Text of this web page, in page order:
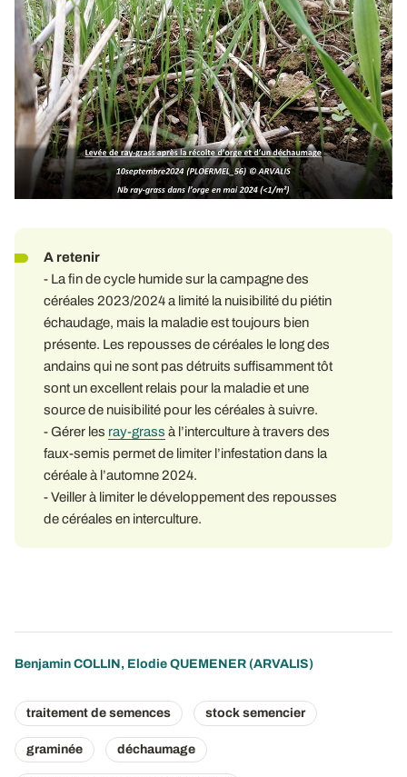
A retenir
- La fin de cycle humide sur la campagne des
céréales 2023/2024 a limité la nuisibilité du piétin
échaudage, mais la maladie est toujours bien
présente. Les repousses de céréales le long des
andains qui ne sont pas détruits suffisamment tôt
sont un excellent relais pour la maladie et une
source de nuisibilité pour les céréales à suivre.
- Gérer les ray-grass à l’interculture à travers des
faux-semis permet de limiter l’infestation dans la
céréale à l’automne 2024.
- Veiller à limiter le développement des repousses
de céréales en interculture.
Benjamin COLLIN, Elodie QUEMENER (ARVALIS)
traitement de semences stock semencier
graminée déchaumage